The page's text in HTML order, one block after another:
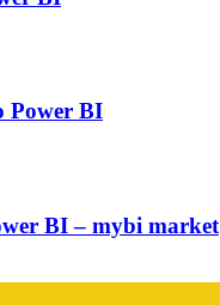
Power BI
BI – mybi market